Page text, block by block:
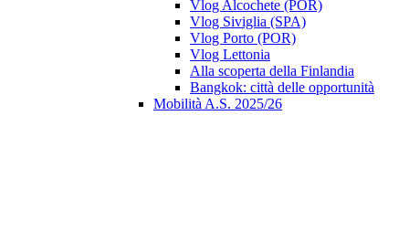
Vlog Alcochete (POR)
Vlog Siviglia (SPA)
Vlog Porto (POR)
Vlog Lettonia
Alla scoperta della Finlandia
Bangkok: città delle opportunità
Mobilità A.S. 2025/26